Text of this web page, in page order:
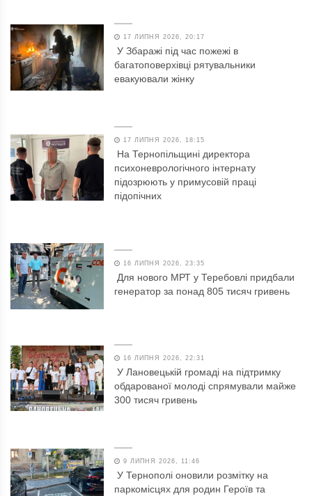
17 ЛИПНЯ 2026, 20:17
У Збаражі під час пожежі в
багатоповерхівці рятувальники
евакуювали жінку
17 ЛИПНЯ 2026, 18:15
На Тернопільщині директора
психоневрологічного інтернату
підозрюють у примусовій праці
підопічних
16 ЛИПНЯ 2026, 23:35
Для нового МРТ у Теребовлі придбали
генератор за понад 805 тисяч гривень
16 ЛИПНЯ 2026, 22:31
У Лановецькій громаді на підтримку
обдарованої молоді спрямували майже
300 тисяч гривень
9 ЛИПНЯ 2026, 11:46
У Тернополі оновили розмітку на
паркомісцях для родин Героїв та